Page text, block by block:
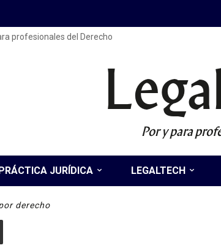
profesionales del Derecho
Por y para
JURÍDICA LEGALTECH
derecho